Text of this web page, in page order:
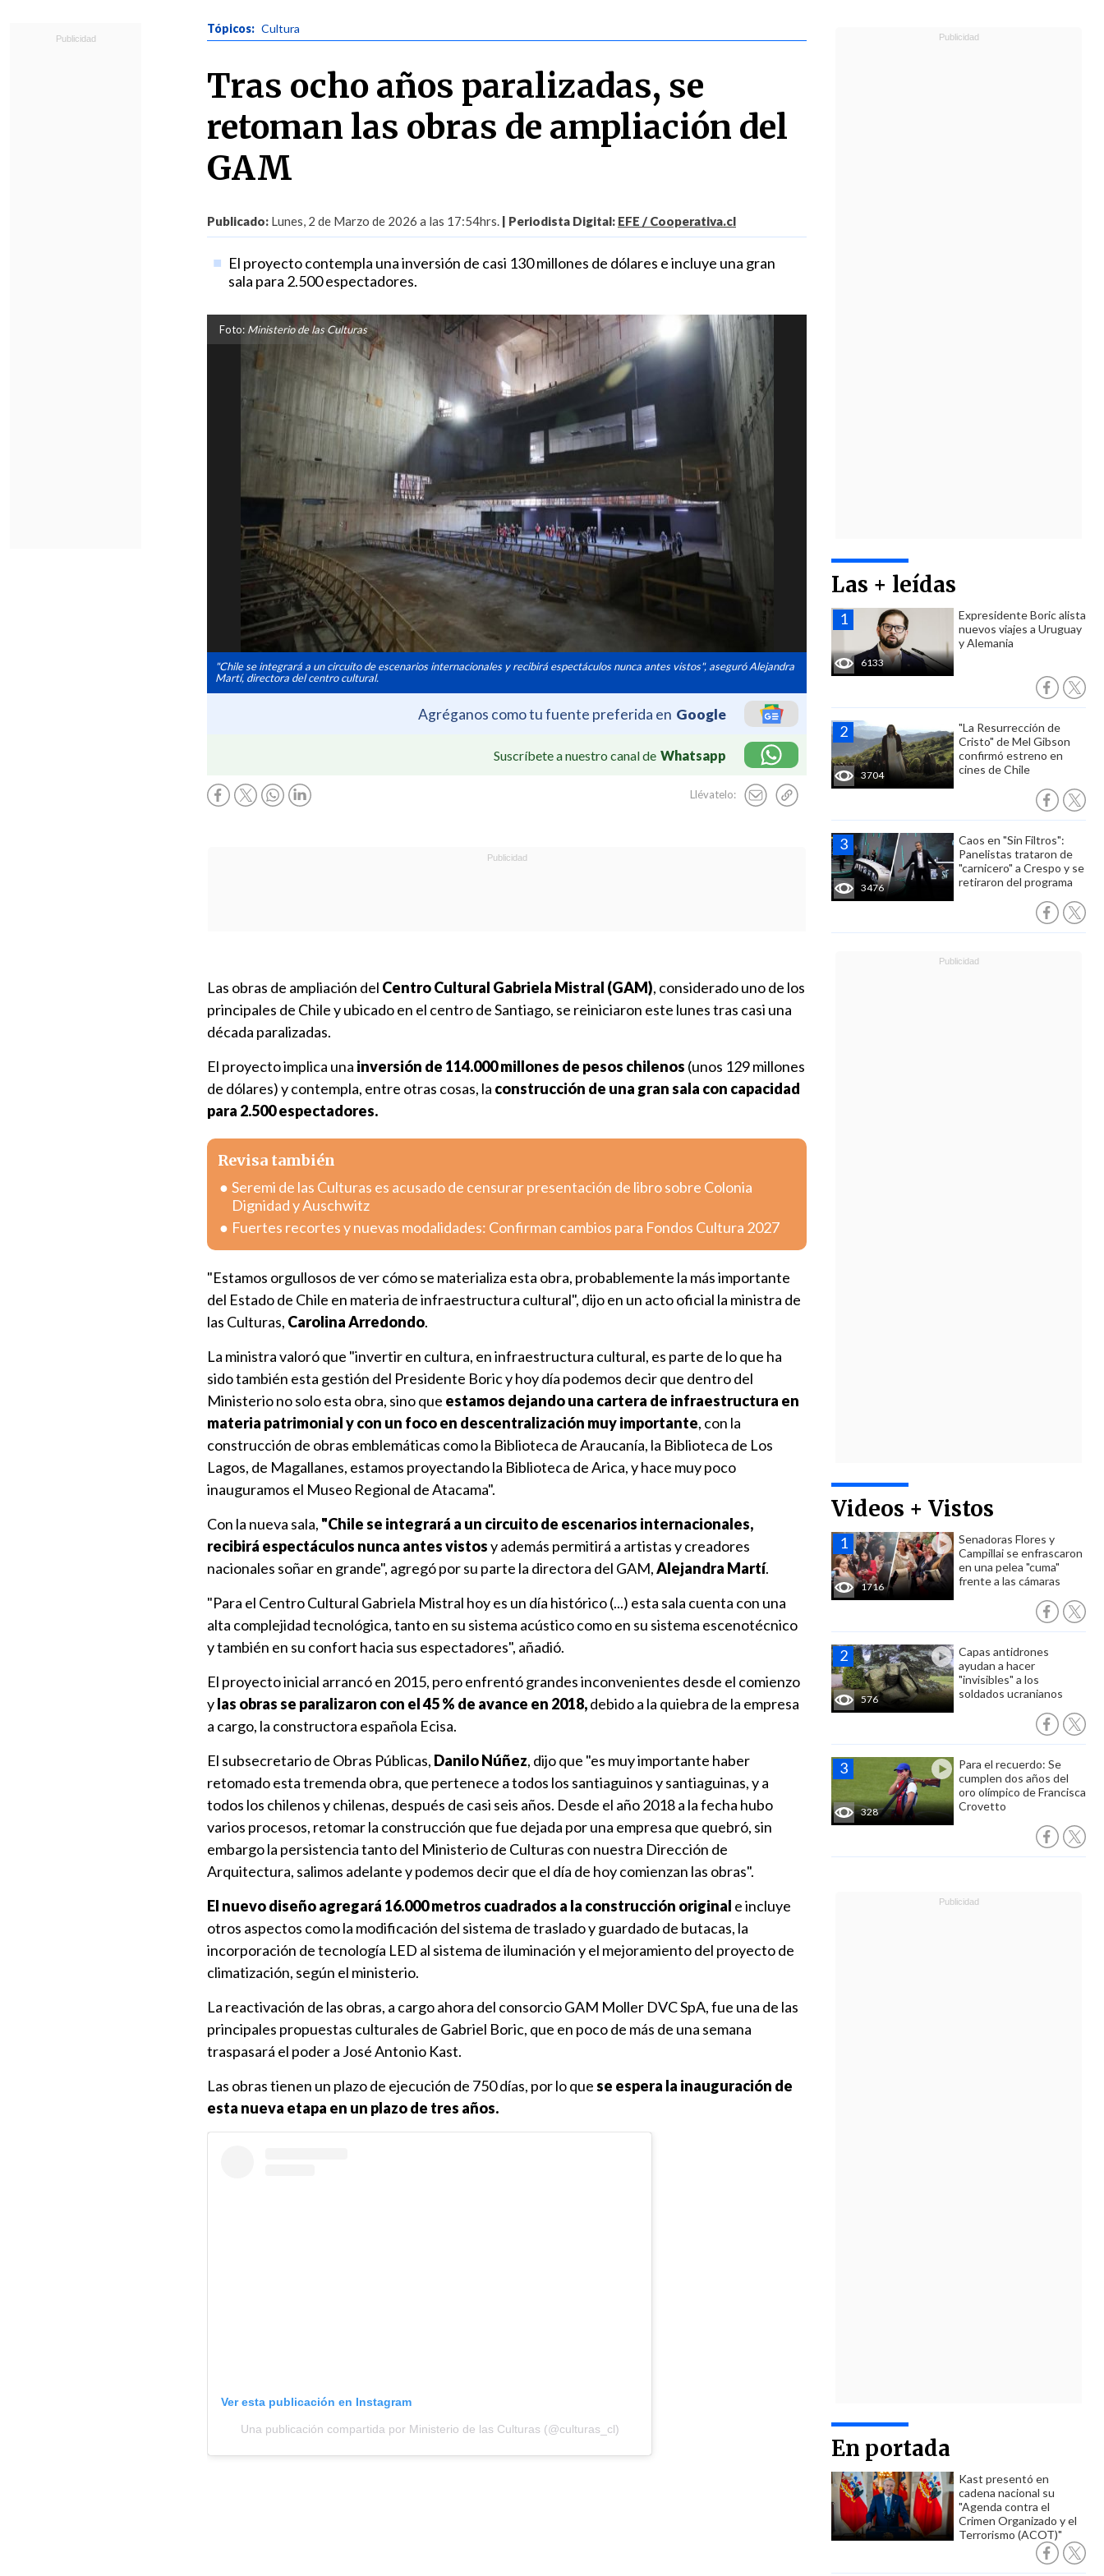
Tópicos: Cultura
Tras ocho años paralizadas, se
retoman las obras de ampliación del
GAM
Publicado: Lunes, 2 de Marzo de 2026 a las 17:54hrs. | Periodista Digital: EFE / Cooperativa.cl
El proyecto contempla una inversión de casi 130 millones de dólares e incluye una gran
sala para 2.500 espectadores.
Foto: Ministerio de las Culturas
"Chile se integrará a un circuito de escenarios internacionales y recibirá espectáculos nunca antes vistos", aseguró Alejandra
Martí, directora del centro cultural.
Agréganos como tu fuente preferida en Google
Suscríbete a nuestro canal de Whatsapp
Llévatelo:
Las + leídas
6133
Expresidente Boric alista
nuevos viajes a Uruguay
y Alemania
3704
"La Resurrección de
Cristo" de Mel Gibson
confirmó estreno en
cines de Chile
3476
Caos en "Sin Filtros":
Panelistas trataron de
"carnicero" a Crespo y se
retiraron del programa
Videos + Vistos
1716
Senadoras Flores y
Campillai se enfrascaron
en una pelea "cuma"
frente a las cámaras
576
Capas antidrones
ayudan a hacer
"invisibles" a los
soldados ucranianos
328
Para el recuerdo: Se
cumplen dos años del
oro olímpico de Francisca
Crovetto
En portada
Kast presentó en
cadena nacional su
"Agenda contra el
Crimen Organizado y el
Terrorismo (ACOT)"
Las obras de ampliación del Centro Cultural Gabriela Mistral (GAM), considerado uno de los
principales de Chile y ubicado en el centro de Santiago, se reiniciaron este lunes tras casi una
década paralizadas.
El proyecto implica una inversión de 114.000 millones de pesos chilenos (unos 129 millones
de dólares) y contempla, entre otras cosas, la construcción de una gran sala con capacidad
para 2.500 espectadores.
Revisa también
Seremi de las Culturas es acusado de censurar presentación de libro sobre Colonia
Dignidad y Auschwitz
Fuertes recortes y nuevas modalidades: Confirman cambios para Fondos Cultura 2027
"Estamos orgullosos de ver cómo se materializa esta obra, probablemente la más importante
del Estado de Chile en materia de infraestructura cultural", dijo en un acto oficial la ministra de
las Culturas, Carolina Arredondo.
La ministra valoró que "invertir en cultura, en infraestructura cultural, es parte de lo que ha
sido también esta gestión del Presidente Boric y hoy día podemos decir que dentro del
Ministerio no solo esta obra, sino que estamos dejando una cartera de infraestructura en
materia patrimonial y con un foco en descentralización muy importante, con la
construcción de obras emblemáticas como la Biblioteca de Araucanía, la Biblioteca de Los
Lagos, de Magallanes, estamos proyectando la Biblioteca de Arica, y hace muy poco
inauguramos el Museo Regional de Atacama".
Con la nueva sala, "Chile se integrará a un circuito de escenarios internacionales,
recibirá espectáculos nunca antes vistosy además permitirá a artistas y creadores
nacionales soñar en grande", agregó por su parte la directora del GAM,Alejandra Martí.
"Para el Centro Cultural Gabriela Mistral hoy es un día histórico (...) esta sala cuenta con una
alta complejidad tecnológica, tanto en su sistema acústico como en su sistema escenotécnico
y también en su confort hacia sus espectadores", añadió.
El proyecto inicial arrancó en 2015, pero enfrentó grandes inconvenientes desde el comienzo
ylas obras se paralizaron con el 45 % de avance en 2018,debido a la quiebra de la empresa
a cargo, la constructora española Ecisa.
El subsecretario de Obras Públicas, Danilo Núñez, dijo que "es muy importante haber
retomado esta tremenda obra, que pertenece a todos los santiaguinos y santiaguinas, y a
todos los chilenos y chilenas, después de casi seis años. Desde el año 2018 a la fecha hubo
varios procesos, retomar la construcción que fue dejada por una empresa que quebró, sin
embargo la persistencia tanto del Ministerio de Culturas con nuestra Dirección de
Arquitectura, salimos adelante y podemos decir que el día de hoy comienzan las obras".
El nuevo diseño agregará 16.000 metros cuadrados a la construcción original e incluye
otros aspectos como la modificación del sistema de traslado y guardado de butacas, la
incorporación de tecnología LED al sistema de iluminación y el mejoramiento del proyecto de
climatización, según el ministerio.
La reactivación de las obras, a cargo ahora del consorcio GAM Moller DVC SpA, fue una de las
principales propuestas culturales de Gabriel Boric, que en poco de más de una semana
traspasará el poder a José Antonio Kast.
Las obras tienen un plazo de ejecución de 750 días, por lo quese espera la inauguración de
esta nueva etapa en un plazo de tres años.
Ver esta publicación en Instagram
Una publicación compartida por Ministerio de las Culturas (@culturas_cl)